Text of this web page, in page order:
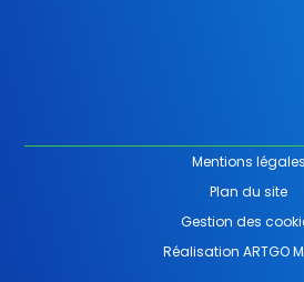
Mentions légales
Plan du site
Gestion des
Réalisation ARTGO